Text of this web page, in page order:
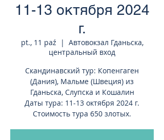
11-13 октября 2024
г.
pt., 11 paź
  |
Автовокзал Гданьска,
центральный вход
Скандинавский тур: Копенгаген
(Дания), Мальме (Швеция) из
Гданьска, Слупска и Кошалин
Даты тура: 11-13 октября 2024 г.
Стоимость тура 650 злотых.